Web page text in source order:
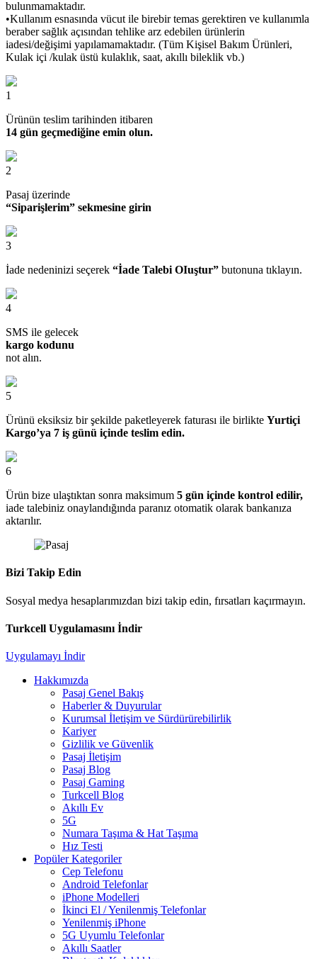
bulunmamaktadır.
•Kullanım esnasında vücut ile birebir temas gerektiren ve kullanımla
beraber sağlık açısından tehlike arz edebilen ürünlerin
iadesi/değişimi yapılamamaktadır. (Tüm Kişisel Bakım Ürünleri,
Kulak içi /kulak üstü kulaklık, saat, akıllı bileklik vb.)
1
Ürünün teslim tarihinden itibaren
14 gün geçmediğine emin olun.
2
Pasaj üzerinde
“Siparişlerim” sekmesine girin
3
İade nedeninizi seçerek “İade Talebi OIuştur” butonuna tıklayın.
4
SMS ile gelecek
kargo kodunu
not alın.
5
Ürünü eksiksiz bir şekilde paketleyerek faturası ile birlikte Yurtiçi
Kargo’ya 7 iş günü içinde teslim edin.
6
Ürün bize ulaştıktan sonra maksimum 5 gün içinde kontrol edilir,
iade talebiniz onaylandığında paranız otomatik olarak bankanıza
aktarılır.
Bizi Takip Edin
Sosyal medya hesaplarımızdan bizi takip edin, fırsatları kaçırmayın.
Turkcell Uygulamasını İndir
Uygulamayı İndir
Hakkımızda
Pasaj Genel Bakış
Haberler & Duyurular
Kurumsal İletişim ve Sürdürürebilirlik
Kariyer
Gizlilik ve Güvenlik
Pasaj İletişim
Pasaj Blog
Pasaj Gaming
Turkcell Blog
Akıllı Ev
5G
Numara Taşıma & Hat Taşıma
Hız Testi
Popüler Kategoriler
Cep Telefonu
Android Telefonlar
iPhone Modelleri
İkinci El / Yenilenmiş Telefonlar
Yenilenmiş iPhone
5G Uyumlu Telefonlar
Akıllı Saatler